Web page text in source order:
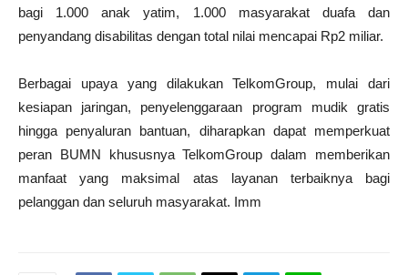
bagi 1.000 anak yatim, 1.000 masyarakat duafa dan
penyandang disabilitas dengan total nilai mencapai Rp2 miliar.
Berbagai upaya yang dilakukan TelkomGroup, mulai dari
kesiapan jaringan, penyelenggaraan program mudik gratis
hingga penyaluran bantuan, diharapkan dapat memperkuat
peran BUMN khususnya TelkomGroup dalam memberikan
manfaat yang maksimal atas layanan terbaiknya bagi
pelanggan dan seluruh masyarakat. Imm